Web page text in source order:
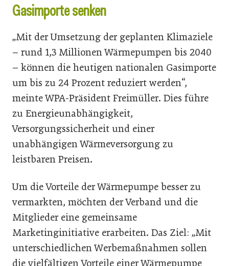
Gasimporte senken
„Mit der Umsetzung der geplanten Klimaziele
– rund 1,3 Millionen Wärmepumpen bis 2040
– können die heutigen nationalen Gasimporte
um bis zu 24 Prozent reduziert werden“,
meinte WPA-Präsident Freimüller. Dies führe
zu Energieunabhängigkeit,
Versorgungssicherheit und einer
unabhängigen Wärmeversorgung zu
leistbaren Preisen.
Um die Vorteile der Wärmepumpe besser zu
vermarkten, möchten der Verband und die
Mitglieder eine gemeinsame
Marketinginitiative erarbeiten. Das Ziel: „Mit
unterschiedlichen Werbemaßnahmen sollen
die vielfältigen Vorteile einer Wärmepumpe